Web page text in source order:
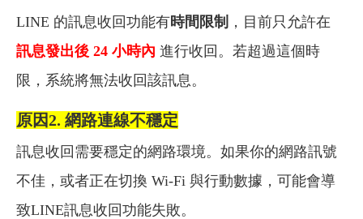
LINE 的訊息收回功能有時間限制 ，目前只允許在
訊息發出後 24 小時內 進行收回。若超過這個時
限，系統將無法收回該訊息。
原因2. 網路連線不穩定
訊息收回需要穩定的網路環境。如果你的網路訊號
不佳，或者正在切換 Wi-Fi 與行動數據，可能會導
致LINE訊息收回功能失敗。